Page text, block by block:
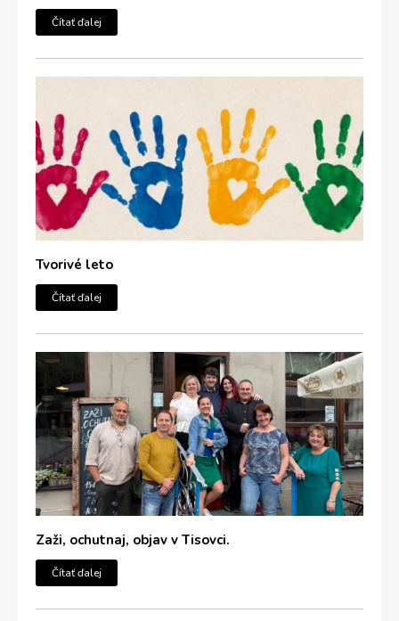
Čítať ďalej
Tvorivé leto
Čítať ďalej
Zaži, ochutnaj, objav v Tisovci.
Čítať ďalej